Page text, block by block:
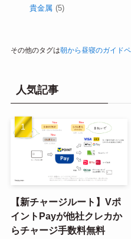
貴金属 (5)
その他のタグは朝から昼寝のガイド
人気記事
【新チャージルート】Vポ
イントPayが他社クレカか
らチャージ手数料無料